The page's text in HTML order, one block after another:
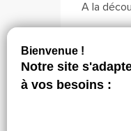
A la
Location